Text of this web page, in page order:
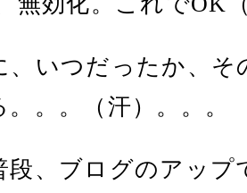
、いつだったか、そ
。。（汗）。。。
段、ブログのアップ